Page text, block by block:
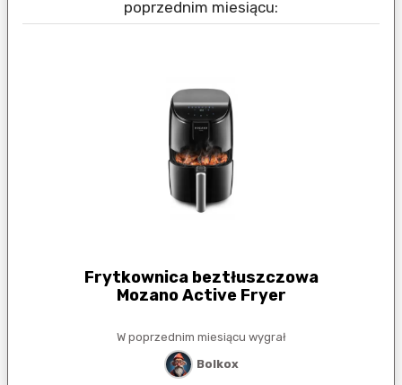
poprzednim miesiącu:
Frytkownica beztłuszczowa
Mozano Active Fryer
W poprzednim miesiącu wygrał
Bolkox